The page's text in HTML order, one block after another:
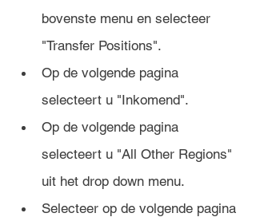
bovenste menu en selecteer
"Transfer Positions".
Op de volgende pagina
selecteert u "Inkomend".
Op de volgende pagina
selecteert u "All Other Regions"
uit het drop down menu.
Selecteer op de volgende pagina